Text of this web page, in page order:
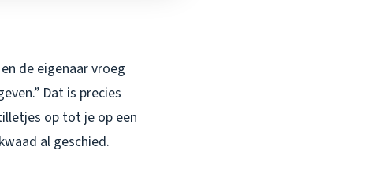
de eigenaar vroeg
Dat is precies
op tot je op een
al geschied.